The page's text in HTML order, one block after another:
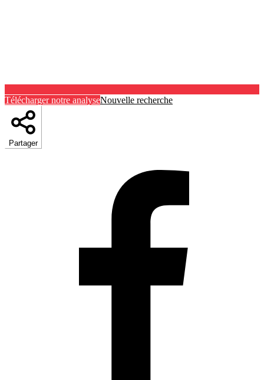
Télécharger notre analyseNouvelle recherche
Partager